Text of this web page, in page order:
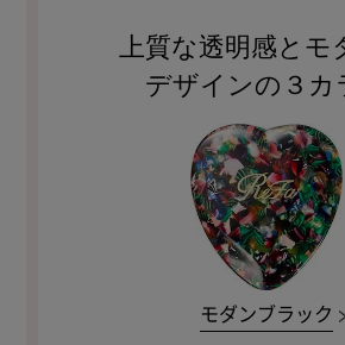
上質な透明感とモ
デザインの３カ
モダンブラック